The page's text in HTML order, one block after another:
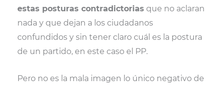
estas posturas contradictorias que no aclaran
nada y que dejan a los ciudadanos
confundidos y sin tener claro cuál es la postura
de un partido, en este caso el PP.
Pero no es la mala imagen lo único negativo de